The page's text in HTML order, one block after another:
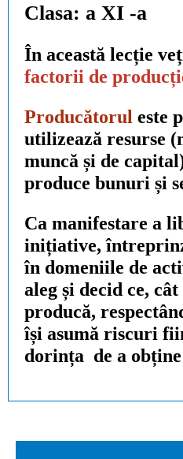
Clasa: a XI -a
În această lecție
factorii de
Producătorul este
utilizează resurse
muncă și de
produce bunuri și
Ca manifestare a
inițiative,
în domeniile de
aleg și decid ce, cât
producă,
își asumă riscuri
dorința de a